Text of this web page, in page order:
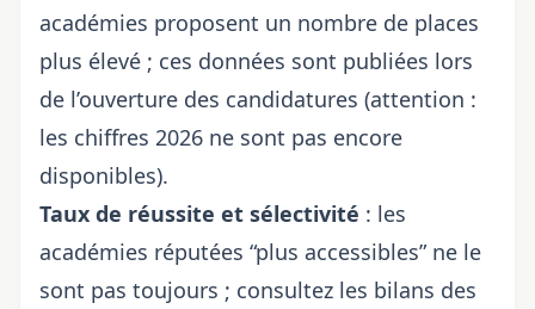
académies proposent un nombre de places
plus élevé ; ces données sont publiées lors
de l’ouverture des candidatures (attention :
les chiffres 2026 ne sont pas encore
disponibles).
Taux de réussite et sélectivité : les
académies réputées “plus accessibles” ne le
sont pas toujours ; consultez les bilans des